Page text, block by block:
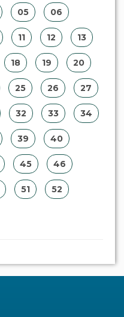
05 06
11 12 13
18 19 20
25 26 27
32 33 34
39 40
45 46
51 52